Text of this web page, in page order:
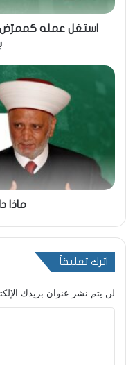
استغل عمله كممرّض
ماذا
اترك تعليقاً
لن يتم نشر عنوان بريدك